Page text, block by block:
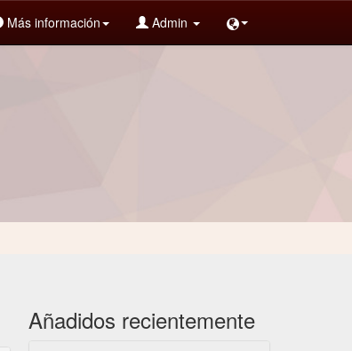
Más información Admin
Añadidos recientemente